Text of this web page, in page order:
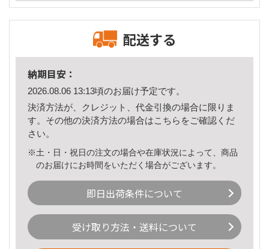
配送する
納期目安：
2026.08.06 13:13頃のお届け予定です。
決済方法が、クレジット、代金引換の場合に限りま
す。その他の決済方法の場合はこちら をご確認くだ
さい。
※土・日・祝日の注文の場合や在庫状況によって、商品
のお届けにお時間をいただく場合がございます。
即日出荷条件について
受け取り方法・送料について